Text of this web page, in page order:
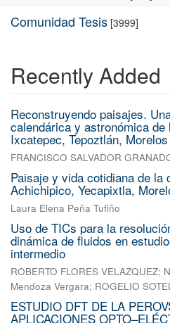
Comunidad Tesis [3999]
Recently Added
Reconstruyendo paisajes.
calendárica y astronómica
Ixcatepec, Tepoztlán, Morelos
FRANCISCO SALVADOR
Paisaje y vida cotidiana de la
Achichipico, Yecapixtla,
Laura Elena Peña Tufiño
Uso de TICs para la
dinámica de fluidos en
intermedio
ROBERTO FLORES VELAZQUEZ;
Mendoza Vergara; ROGELIO
ESTUDIO DFT DE LA
APLICACIONES